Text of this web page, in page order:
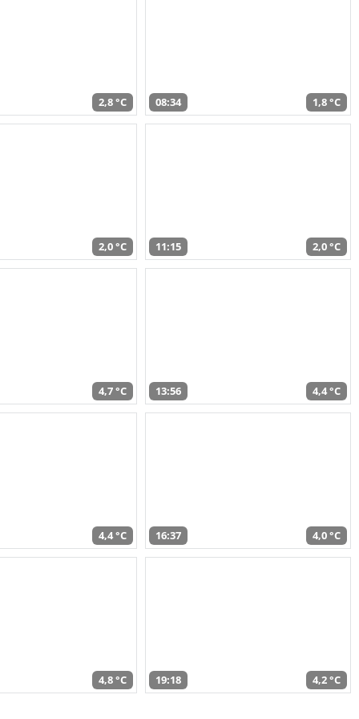
2,8 °C 08:34 1,8 °C
2,0 °C 11:15 2,0 °C
4,7 °C 13:56 4,4 °C
4,4 °C 16:37 4,0 °C
4,8 °C 19:18 4,2 °C